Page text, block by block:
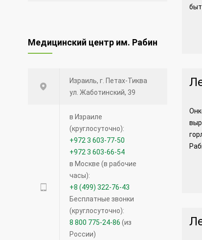
Медицинский центр им. Рабин
Израиль, г. Петах-Тиква
ул. Жаботинский, 39
в Израиле
(круглосуточно):
+972 3 603-77-50
+972 3 603-66-54
в Москве (в рабочие
часы):
+8 (499) 322-76-43
Бесплатные звонки
(круглосуточно):
8 800 775-24-86 (из
России)